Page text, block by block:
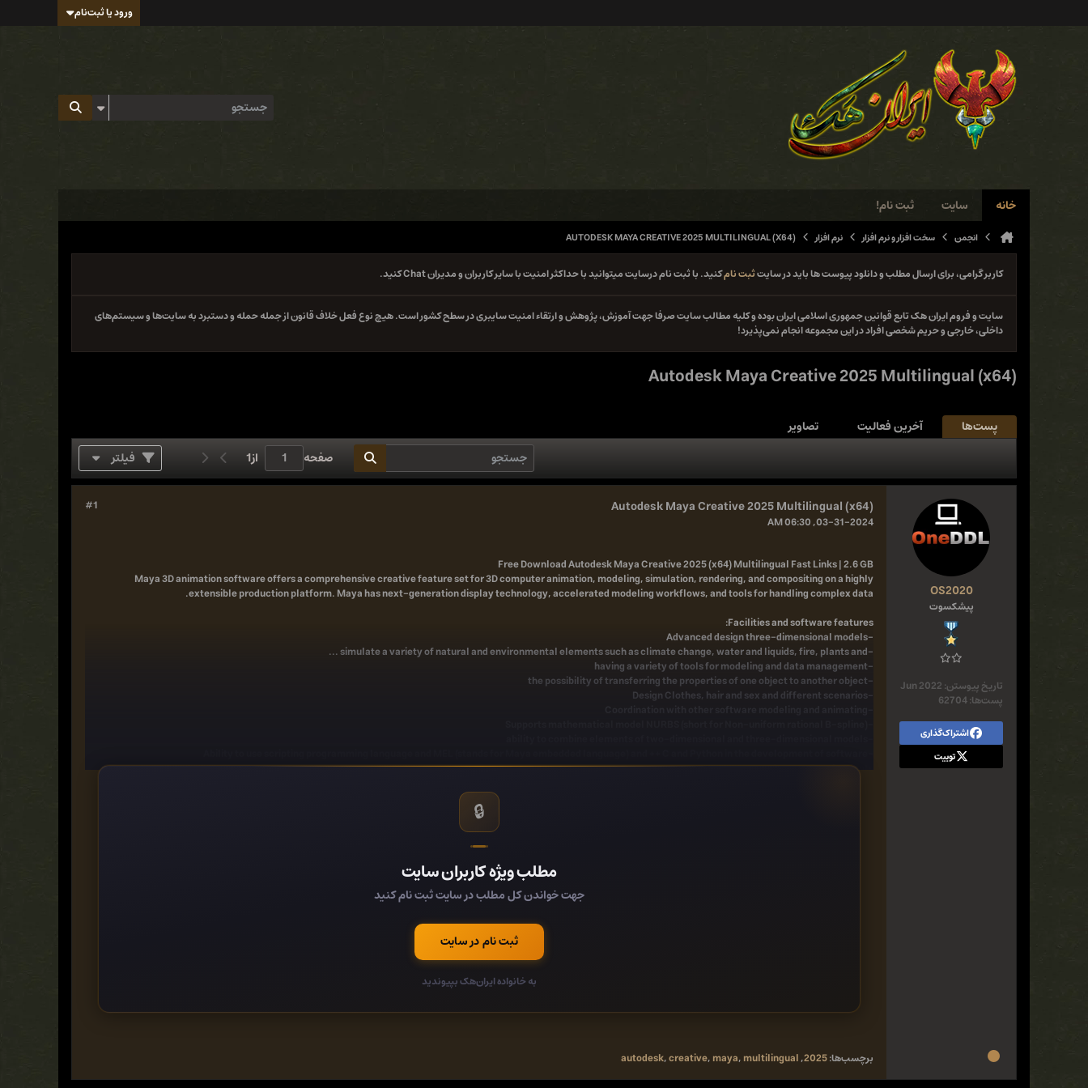
ورود یا ثبت‌نام
خانه سایت ثبت نام!
انجمن سخت افزار و نرم افزار نرم افزار AUTODESK MAYA CREATIVE 2025 MULTILINGUAL (X64)
کاربر گرامی، برای ارسال مطلب و دانلود پیوست ها باید در سایتثبت نامکنید. با ثبت نام درسایت میتوانید با حداکثر امنیت با سایر کاربران و مدیران Chat کنید.
سایت و فروم ایران هک تابع قوانین جمهوری اسلامی ایران بوده و کلیه مطالب سایت صرفا جهت آموزش، پژوهش و ارتقاء امنیت سایبری در سطح کشور است. هیچ نوع فعل خلاف قانون از جمله حمله و دستبرد به سایت‌ها و سیستم‌های
داخلی، خارجی و حریم شخصی افراد در این مجموعه انجام نمی‌پذیرد!
Autodesk Maya Creative 2025 Multilingual (x64)
پست‌ها آخرین فعالیت
تصاویر
صفحه
از1 فیلتر
OS2020
پیشکسوت
تاریخ پیوستن:Jun 2022
پست‌ها:62704
اشتراک‌گذاری
توییت
#1 Autodesk Maya Creative 2025 Multilingual (x64)
03-31-2024, 06:30 AM
Free DownloadAutodesk Maya Creative 2025 (x64) Multilingual Fast Links | 2.6 GB
Maya 3D animation software offers a comprehensive creative feature set for 3D computer animation, modeling, simulation, rendering, and compositing on a highly
extensible production platform. Maya has next-generation display technology, accelerated modeling workflows, and tools for handling complex data.
Facilities and software features:
-Advanced design three-dimensional models
-simulate a variety of natural and environmental elements such as climate change, water and liquids, fire, plants and ...
-having a variety of tools for modeling and data management
-the possibility of transferring the properties of one object to another object
-Design Clothes, hair and sex and different scenarios
System Requirements:
PeepLink is a Private Linking Service, which serves to save text-based stuff like code parts, love poems, letters, lists, messages etc.
Download ( NitroFlare )
🔒
مطلب ویژه کاربران سایت
جهت خواندن کل مطلب در سایت ثبت نام کنید
ثبت نام در سایت
به خانواده ایران‌هک بپیوندید
برچسب‌ها:2025
,
autodesk,creative,maya,multilingual